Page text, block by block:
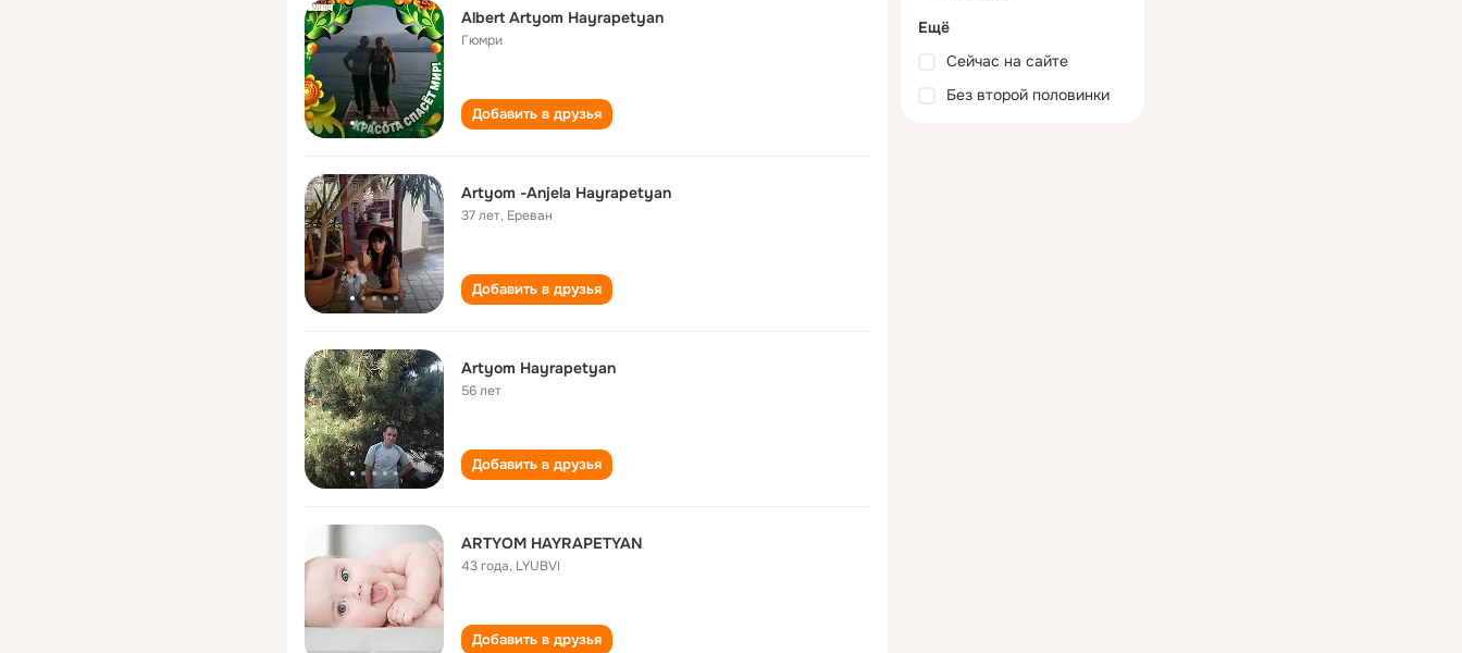
Albert Artyom Hayrapetyan
Гюмри
Добавить в друзья
Artyom -Anjela Hayrapetyan
37 лет, Ереван
Добавить в друзья
Artyom Hayrapetyan
56 лет
Добавить в друзья
ARTYOM HAYRAPETYAN
43 года, LYUBVI
Добавить в друзья
Ещё
Сейчас на сайте
Без второй половинки